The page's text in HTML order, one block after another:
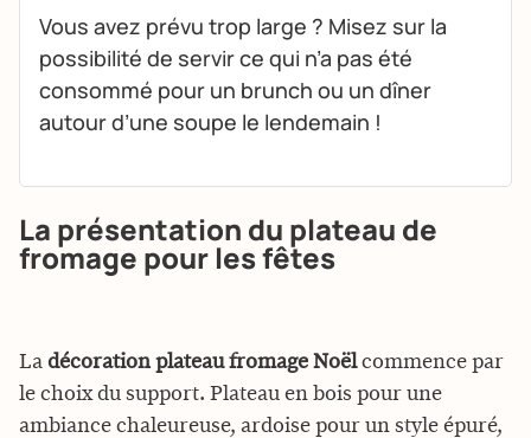
Vous avez prévu trop large ? Misez sur la
possibilité de servir ce qui n’a pas été
consommé pour un brunch ou un dîner
autour d’une soupe le lendemain !
La présentation du plateau de
fromage pour les fêtes
La décoration plateau fromage Noëlcommence par
le choix du support. Plateau en bois pour une
ambiance chaleureuse, ardoise pour un style épuré,